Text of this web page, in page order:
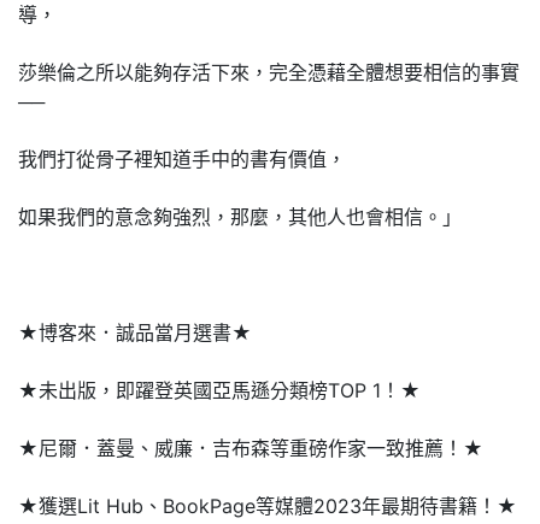
導，
莎樂倫之所以能夠存活下來，完全憑藉全體想要相信的事實
──
我們打從骨子裡知道手中的書有價值，
如果我們的意念夠強烈，那麼，其他人也會相信。」
★博客來．誠品當月選書★
★未出版，即躍登英國亞馬遜分類榜TOP 1！★
★尼爾．蓋曼、威廉．吉布森等重磅作家一致推薦！★
★獲選Lit Hub、BookPage等媒體2023年最期待書籍！★